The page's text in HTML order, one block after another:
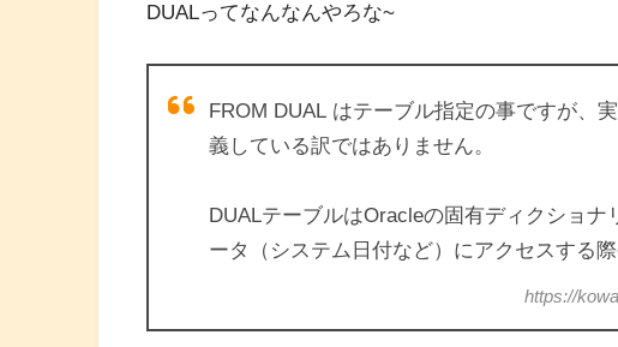
DUALってなんなんやろな~
FROM DUAL はテーブル指定の事ですが、
義している訳ではありません。
DUALテーブルはOracleの固有ディクショ
ータ（システム日付など）にアクセスする
https://